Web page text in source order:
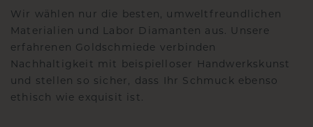
Wir wählen nur die besten, umweltfreundlichen
Materialien und Labor Diamanten aus. Unsere
erfahrenen Goldschmiede verbinden
Nachhaltigkeit mit beispielloser Handwerkskunst
und stellen so sicher, dass Ihr Schmuck ebenso
ethisch wie exquisit ist.